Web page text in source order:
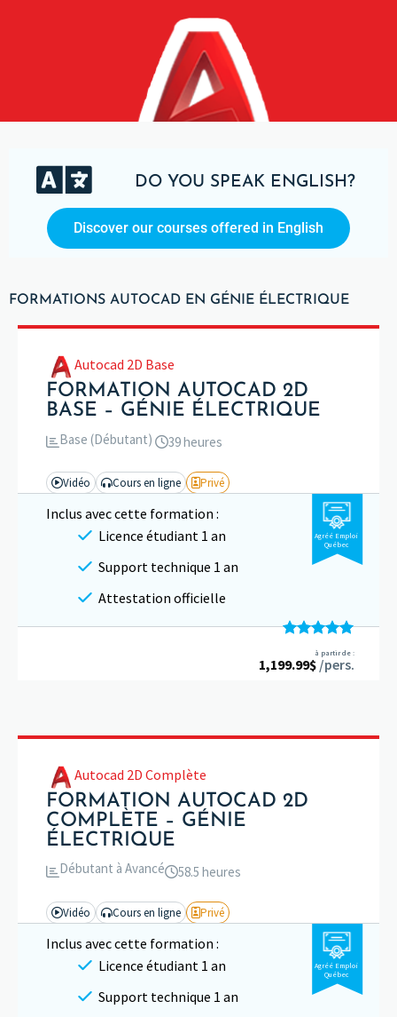
DO YOU SPEAK ENGLISH?
Discover our courses offered in English
FORMATIONS AUTOCAD EN GÉNIE ÉLECTRIQUE
Autocad 2D Base
FORMATION AUTOCAD 2D
BASE – GÉNIE ÉLECTRIQUE
Base (Débutant) 39 heures
Vidéo Cours en ligne Privé
Inclus avec cette formation :
Licence étudiant 1 an
Support technique 1 an
Attestation officielle
Agréé Emploi
Québec
Note5.00
sur 5
à partir de :
1,199.99$ /pers.
Autocad 2D Complète
FORMATION AUTOCAD 2D
COMPLÈTE – GÉNIE
ÉLECTRIQUE
Débutant à Avancé 58.5 heures
Vidéo Cours en ligne Privé
Inclus avec cette formation :
Licence étudiant 1 an
Support technique 1 an
Agréé Emploi
Québec